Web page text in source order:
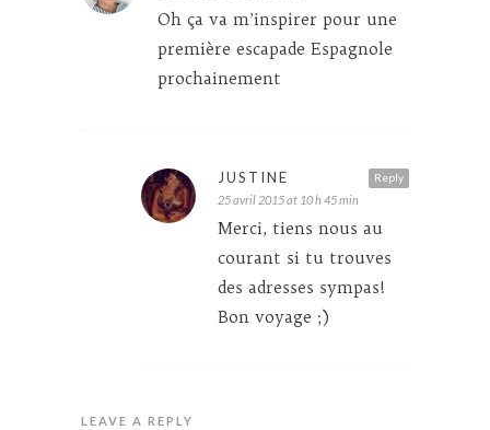
Oh ça va m’inspirer pour une
première escapade Espagnole
prochainement
Reply
JUSTINE
25 avril 2015 at 10 h 45 min
Merci, tiens nous au
courant si tu trouves
des adresses sympas!
Bon voyage ;)
LEAVE A REPLY